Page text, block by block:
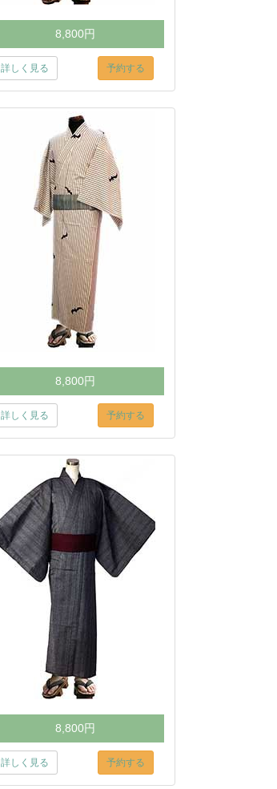
8,800円
詳しく見る 予約する
8,800円
詳しく見る 予約する
8,800円
詳しく見る 予約する